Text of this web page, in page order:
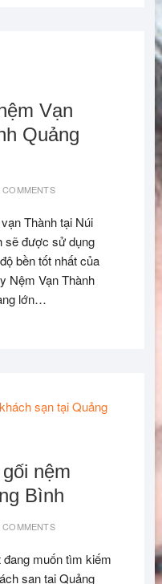
Vạn
Quảng
COMMENTS
Thành tại Núi
sẽ được sử dụng
bền tốt nhất của
Nệm Vạn Thành
lớn…
nệm
Bình
COMMENTS
muốn tìm kiếm
sạn tại Quảng